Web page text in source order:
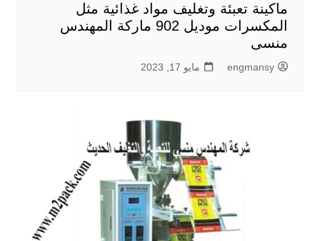
ماكينة تعبئة وتغليف مواد غذائية مثل
المكسرات موديل 902 ماركة المهندس
منسى
engmansy مايو 17, 2023